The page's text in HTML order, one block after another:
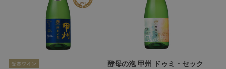
酵母の泡 甲州 ドゥミ・セック